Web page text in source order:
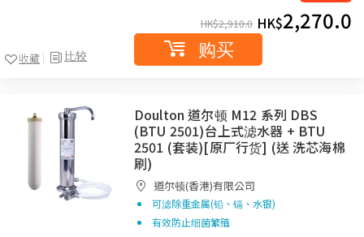
比较
收藏
HK$2,910.0 HK$2,270.0
购买
Doulton 道尔顿 M12 系列 DBS
(BTU 2501)台上式滤水器 + BTU
2501 (套装)[原厂行货] (送 洗芯海棉
刷)
道尔顿(香港)有限公司
可滤除重金属(铅、镉、水银)
有效防止细菌繁殖